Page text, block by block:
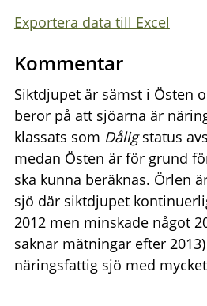
Exportera data till Excel
Kommentar
Siktdjupet är sämst i Östen
beror på att sjöarna är
klassats som Dåligstatus
medan Östen är för grund
ska kunna beräknas. Örlen
sjö där siktdjupet
2012 men minskade något
saknar mätningar efter
näringsfattig sjö med